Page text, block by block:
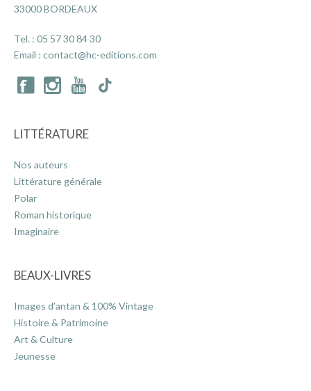
33000 BORDEAUX
Tel. : 05 57 30 84 30
Email : contact@hc-editions.com
LITTÉRATURE
Nos auteurs
Littérature générale
Polar
Roman historique
Imaginaire
BEAUX-LIVRES
Images d’antan & 100% Vintage
Histoire & Patrimoine
Art & Culture
Jeunesse